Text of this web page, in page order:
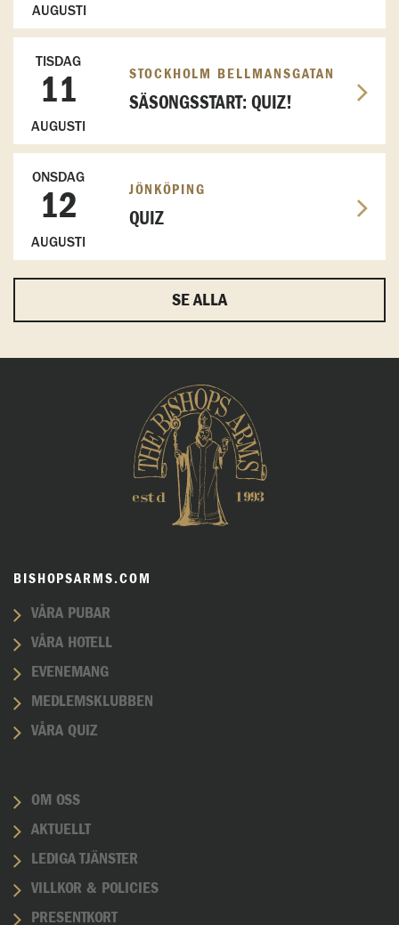
AUGUSTI
TISDAG
11
AUGUSTI
STOCKHOLM BELLMANSGATAN
SÄSONGSSTART: QUIZ!
ONSDAG
12
AUGUSTI
JÖNKÖPING
QUIZ
SE ALLA
BISHOPSARMS.COM
VÅRA PUBAR
VÅRA HOTELL
EVENEMANG
MEDLEMSKLUBBEN
VÅRA QUIZ
OM OSS
AKTUELLT
LEDIGA TJÄNSTER
VILLKOR & POLICIES
PRESENTKORT